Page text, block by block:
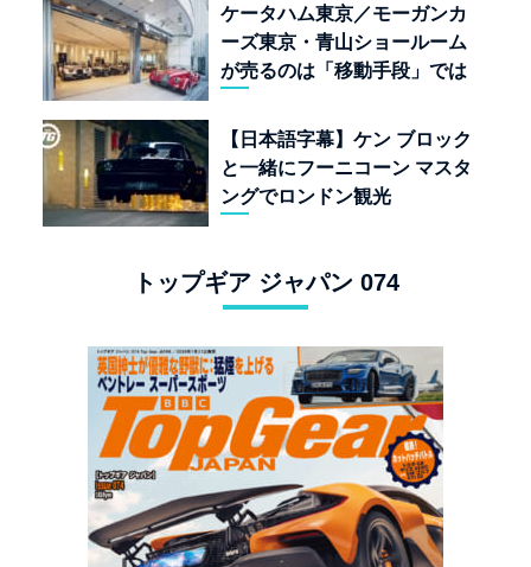
ケータハム東京／モーガンカ
ーズ東京・青山ショールーム
が売るのは「移動手段」では
【日本語字幕】ケン ブロック
と一緒にフーニコーン マスタ
ングでロンドン観光
トップギア ジャパン 074